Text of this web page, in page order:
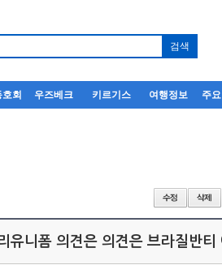
회 우즈베크 키르기스 여행정보 주
유니폼 의견은 의견은 브라질반티